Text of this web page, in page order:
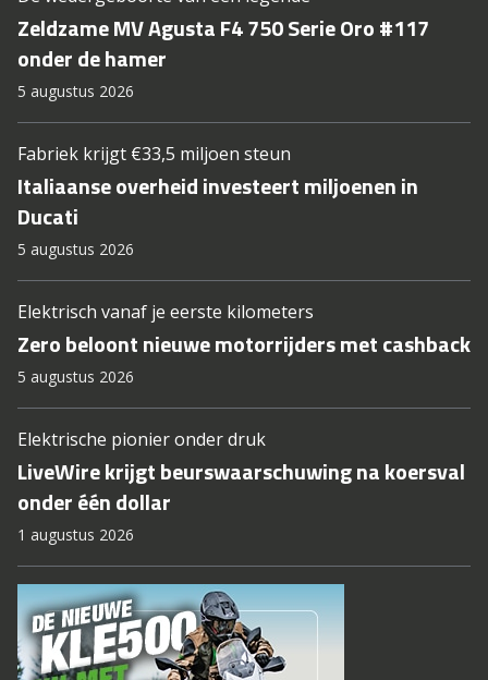
Zeldzame MV Agusta F4 750 Serie Oro #117
onder de hamer
5 augustus 2026
Fabriek krijgt €33,5 miljoen steun
Italiaanse overheid investeert miljoenen in
Ducati
5 augustus 2026
Elektrisch vanaf je eerste kilometers
Zero beloont nieuwe motorrijders met cashback
5 augustus 2026
Elektrische pionier onder druk
LiveWire krijgt beurswaarschuwing na koersval
onder één dollar
1 augustus 2026